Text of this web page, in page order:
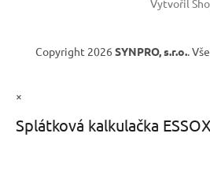
Copyright 2026 SYNPRO, s.r.o..
×
Splátková kalkulačka ESSOX